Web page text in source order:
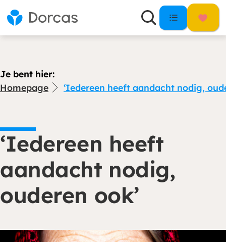
Je bent hier:
Homepage
‘Iedereen heeft aandacht nodig,
‘Iedereen heeft
aandacht nodig,
ouderen ook’